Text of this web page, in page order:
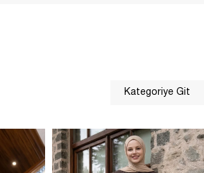
Kategoriye Git